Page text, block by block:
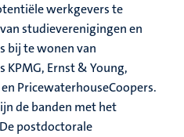
werkgevers te
studieverenigingen en
bij te wonen van
Ernst & Young,
PricewaterhouseCoopers.
de banden met het
postdoctorale